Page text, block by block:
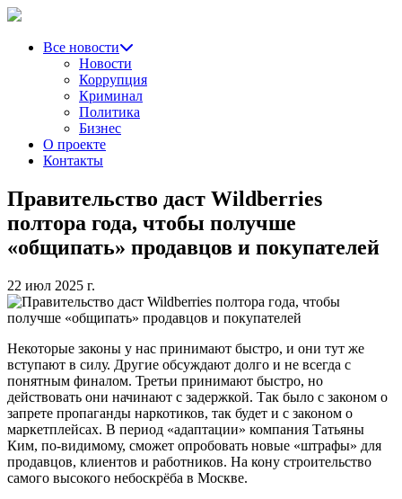
Все новости
Новости
Коррупция
Криминал
Политика
Бизнес
О проекте
Контакты
Правительство даст Wildberries
полтора года, чтобы получше
«общипать» продавцов и покупателей
22 июл 2025 г.
Некоторые законы у нас принимают быстро, и они тут же
вступают в силу. Другие обсуждают долго и не всегда с
понятным финалом. Третьи принимают быстро, но
действовать они начинают с задержкой. Так было с законом о
запрете пропаганды наркотиков, так будет и с законом о
маркетплейсах. В период «адаптации» компания Татьяны
Ким, по-видимому, сможет опробовать новые «штрафы» для
продавцов, клиентов и работников. На кону строительство
самого высокого небоскрёба в Москве.